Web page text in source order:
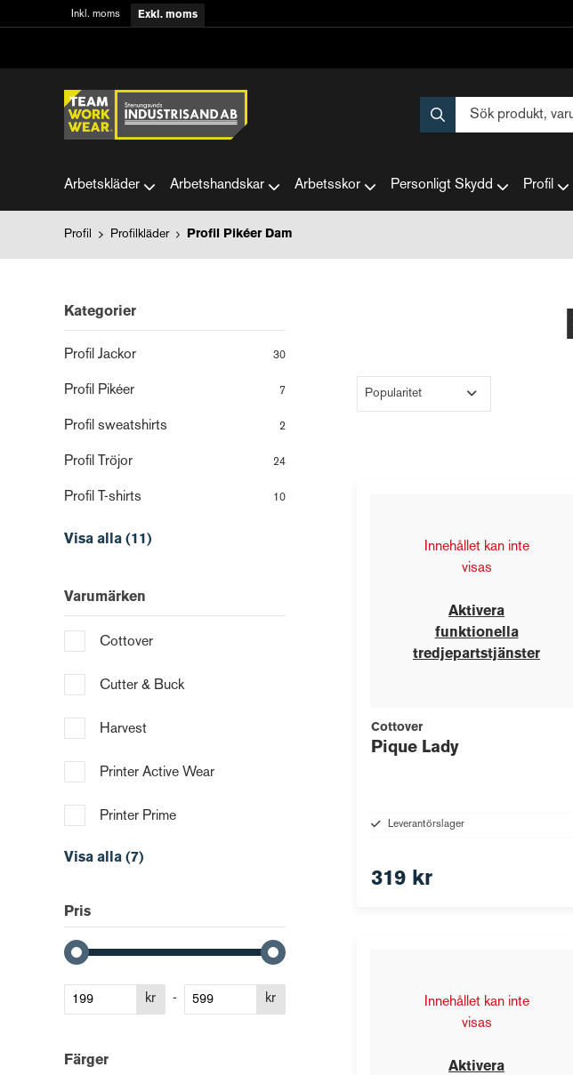
Inkl. moms Exkl. moms
Arbetskläder Arbetshandskar Arbetsskor Personligt Skydd Profil
Profil Profilkläder Profil Pikéer Dam
Kategorier
Profil Jackor 30
Profil Pikéer 7
Profil sweatshirts 2
Profil Tröjor 24
Profil T-shirts 10
Visa alla (11)
Varumärken
Cottover
Cutter & Buck
Harvest
Printer Active Wear
Printer Prime
Visa alla (7)
Pris
kr - kr
Färger
Innehållet kan inte
visas
Aktivera
funktionella
tredjepartstjänster
Cottover
Pique Lady
Leverantörslager
319 kr
Innehållet kan inte
visas
Aktivera